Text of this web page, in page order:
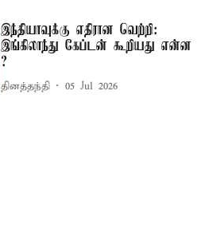
இந்தியாவுக்கு எதிரான வெற்றி:
இங்கிலாந்து கேப்டன் கூறியது என்ன
?
தினத்தந்தி 05 Jul 2026